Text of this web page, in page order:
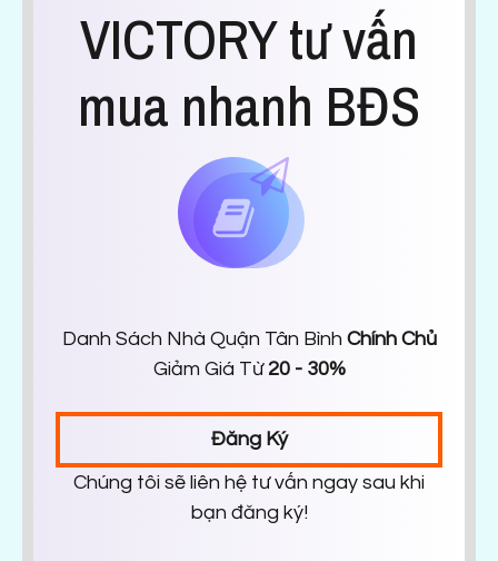
VICTORY tư vấn
mua nhanh BĐS
Danh Sách Nhà Quận Tân Bình Chính Chủ
Giảm Giá Từ 20 - 30%
Đăng Ký
Chúng tôi sẽ liên hệ tư vấn ngay sau khi
bạn đăng ký!